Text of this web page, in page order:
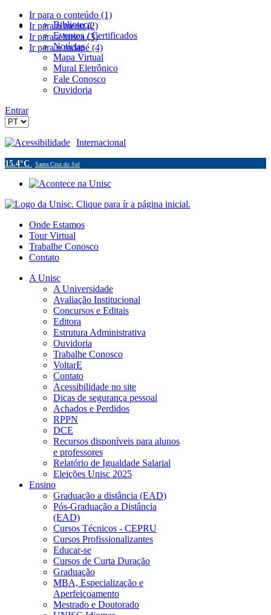
Ir para o conteúdo (1)
Ir para o menu (2)
Ir para a busca (3)
Ir para o rodapé (4)
Biblioteca
Eventos / Certificados
Notícias
Mapa Virtual
Mural Eletrônico
Fale Conosco
Ouvidoria
Entrar
Acessibilidade Internacional
15.4°C Santa Cruz do Sul
Onde Estamos
Tour Virtual
Trabalhe Conosco
Contato
A Unisc
A Universidade
Avaliação Institucional
Concursos e Editais
Editora
Estrutura Administrativa
Ouvidoria
Trabalhe Conosco
VoltarE
Contato
Acessibilidade no site
Dicas de segurança pessoal
Achados e Perdidos
RPPN
DCE
Recursos disponíveis para alunos
e professores
Relatório de Igualdade Salarial
Eleições Unisc 2025
Ensino
Graduação a distância (EAD)
Pós-Graduação a Distância
(EAD)
Cursos Técnicos - CEPRU
Cursos Profissionalizantes
Educar-se
Cursos de Curta Duração
Graduação
MBA, Especialização e
Aperfeiçoamento
Mestrado e Doutorado